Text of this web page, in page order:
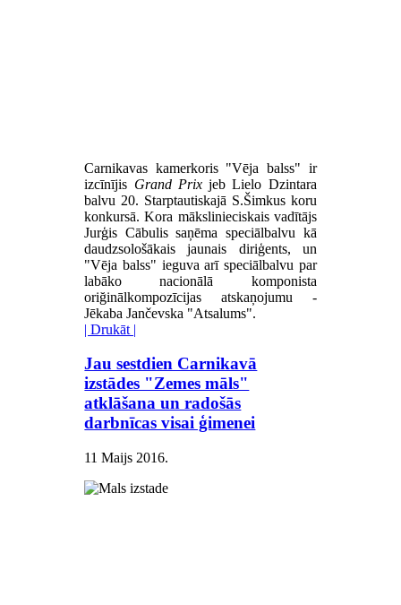
Carnikavas kamerkoris "Vēja balss" ir
izcīnījis Grand Prixjeb Lielo Dzintara
balvu 20. Starptautiskajā S.Šimkus koru
konkursā. Kora mākslinieciskais vadītājs
Jurģis Cābulis saņēma speciālbalvu kā
daudzsološākais jaunais diriģents, un
"Vēja balss" ieguva arī speciālbalvu par
labāko nacionālā komponista
oriğinālkompozīcijas atskaņojumu -
Jēkaba Jančevska "Atsalums".
| Drukāt |
Jau sestdien Carnikavā
izstādes "Zemes māls"
atklāšana un radošās
darbnīcas visai ģimenei
11 Maijs 2016.